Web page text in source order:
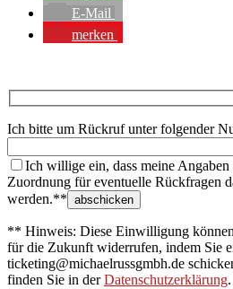
E-Mail
merken
Ich bitte um Rückruf unter folgender
Ich willige ein, dass meine
Zuordnung für eventuelle Rückfragen
werden.**
** Hinweis: Diese Einwilligung
für die Zukunft widerrufen, indem Sie
ticketing@michaelrussgmbh.de
finden Sie in derDatenschutzerklärung.